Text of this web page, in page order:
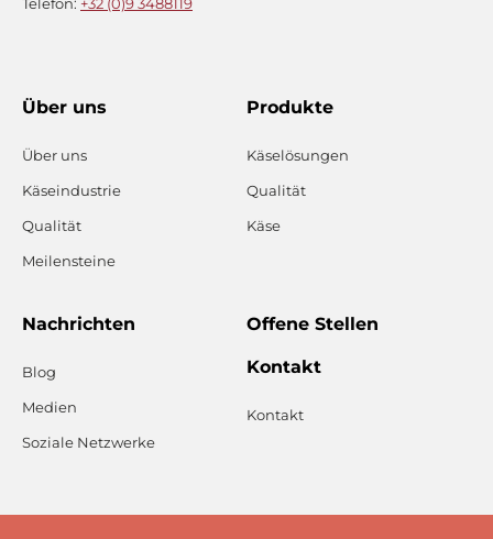
Über uns
Über uns
Käseindustrie
Qualität
Meilensteine
Produkte
Käselösungen
Qualität
Käse
Nachrichten
Blog
Medien
Soziale Netzwerke
Offene Stellen
Kontakt
Kontakt